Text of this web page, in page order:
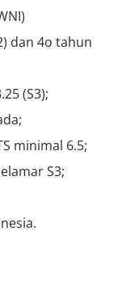
dan 4o tahun
(S3);
minimal 6.5;
S3;